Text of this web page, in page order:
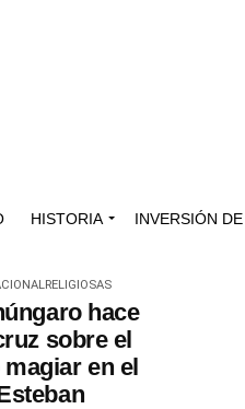
HISTORIA INVERSIÓN
RELIGIOSAS
hace
sobre el
en el